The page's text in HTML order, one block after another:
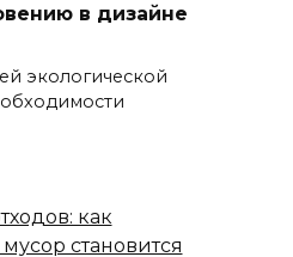
в дизайне
экологической